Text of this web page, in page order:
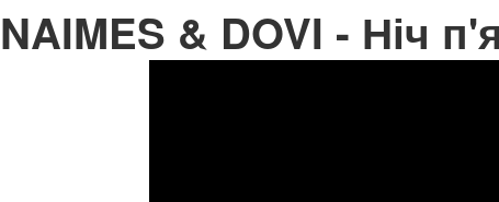
NAIMES & DOVI - Ніч